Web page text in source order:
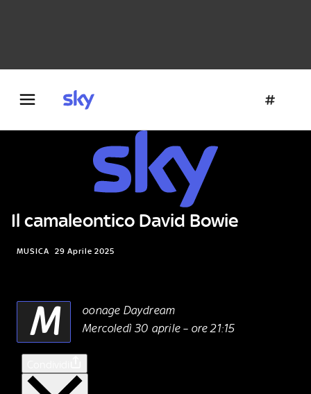
Il camaleontico David Bowie
MUSICA 29 Aprile 2025
M
oonage Daydream
Mercoledì 30 aprile – ore 21:15